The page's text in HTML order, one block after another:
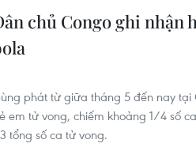
chủ Congo ghi nhận
phát từ giữa tháng 5 đến nay tại
em tử vong, chiếm khoảng 1/4 số
tổng số ca tử vong.